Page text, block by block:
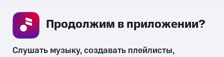
СКАЧАТЬ ПРИЛОЖЕНИЕ
Слушать музыку, создавать плейлисты,